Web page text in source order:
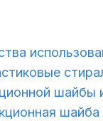
шайбы
шайба